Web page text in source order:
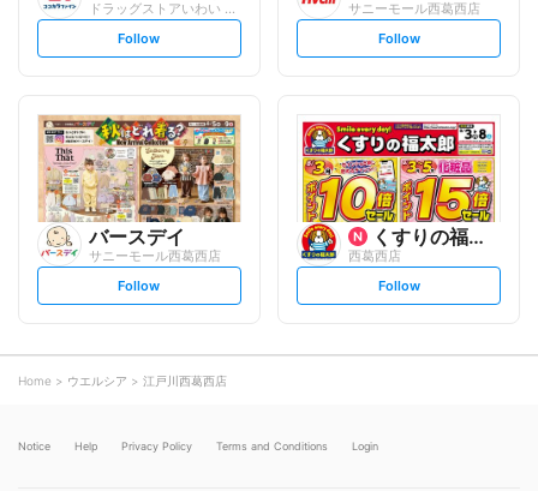
ドラッグストアいわい 西葛西サンパティオ...
s
t
l
o
w
Follow
サニーモール西葛西店
s
t
o
w
Follow
バースデイ
サニーモール西葛西店
s
t
o
w
Follow
くすりの福太郎
西葛西店
s
t
Follow
Home ウエルシア 江戸川西葛西店
Notice Help Privacy Policy Terms and Conditions Login